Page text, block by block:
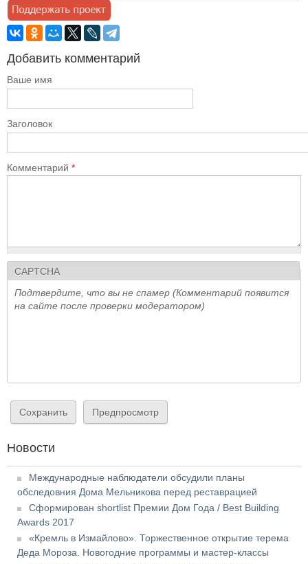
Добавить комментарий
Ваше имя
Заголовок
Комментарий *
CAPTCHA
Подтвердите, что вы не спамер (Комментарий появится
на сайте после проверки модератором)
Новости
Международные наблюдатели обсудили планы
обследовния Дома Мельникова перед реставрацией
Сформирован shortlist Премии Дом Года / Best Building
Awards 2017
«Кремль в Измайлово». Торжественное открытие терема
Деда Мороза. Новогодние программы и мастер-классы